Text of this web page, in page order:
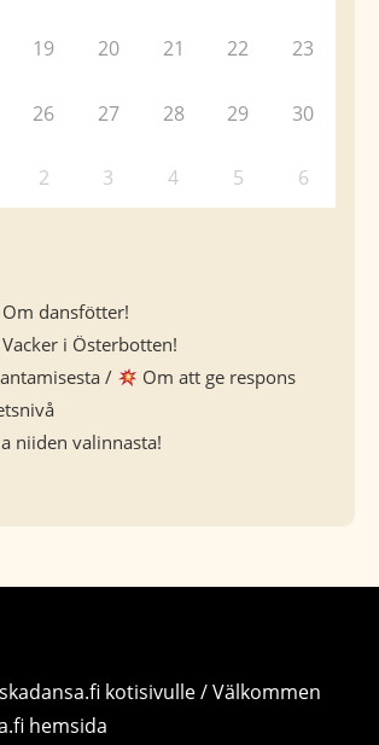
19 20 21 22 23
26 27 28 29 30
2 3 4 5 6
dansfötter!
i Österbotten!
/
Om att ge respons
niiden valinnasta!
kotisivulle / Välkommen
hemsida